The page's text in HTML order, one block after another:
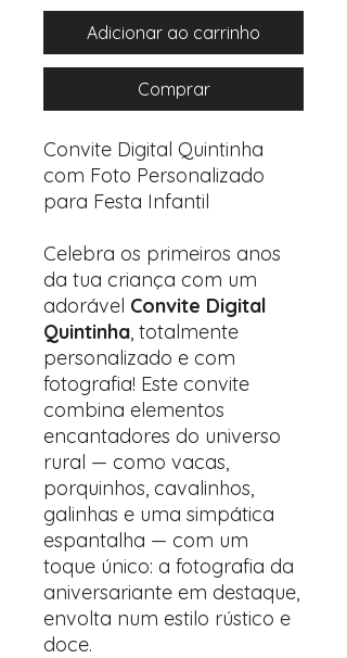
Adicionar ao carrinho
Comprar
Convite Digital Quintinha
com Foto Personalizado
para Festa Infantil
Celebra os primeiros anos
da tua criança com um
adorável Convite Digital
Quintinha, totalmente
personalizado e com
fotografia! Este convite
combina elementos
encantadores do universo
rural — como vacas,
porquinhos, cavalinhos,
galinhas e uma simpática
espantalha — com um
toque único: a fotografia da
aniversariante em destaque,
envolta num estilo rústico e
doce.